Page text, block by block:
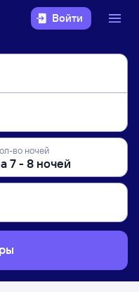
Войти
во ночей